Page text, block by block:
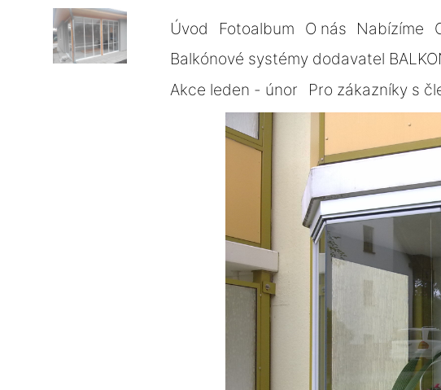
Úvod Fotoalbum O nás Nabízíme
Balkónové systémy dodavatel
Akce leden - únor
Pro zákazníky s